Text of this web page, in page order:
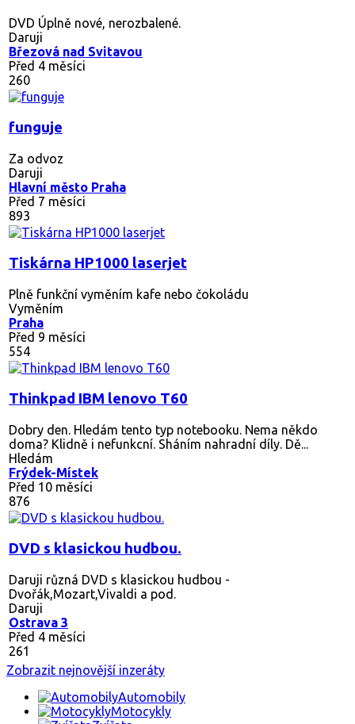
DVD Úplně nové, nerozbalené.
Daruji
Březová nad Svitavou
Před 4 měsíci
260
funguje
Za odvoz
Daruji
Hlavní město Praha
Před 7 měsíci
893
Tiskárna HP1000 laserjet
Plně funkční vyměním kafe nebo čokoládu
Vyměním
Praha
Před 9 měsíci
554
Thinkpad IBM lenovo T60
Dobry den. Hledám tento typ notebooku. Nema někdo
doma? Klidně i nefunkcní. Sháním nahradní díly. Dě...
Hledám
Frýdek-Místek
Před 10 měsíci
876
DVD s klasickou hudbou.
Daruji různá DVD s klasickou hudbou -
Dvořák,Mozart,Vivaldi a pod.
Daruji
Ostrava 3
Před 4 měsíci
261
Zobrazit nejnovější inzeráty
Automobily
Motocykly